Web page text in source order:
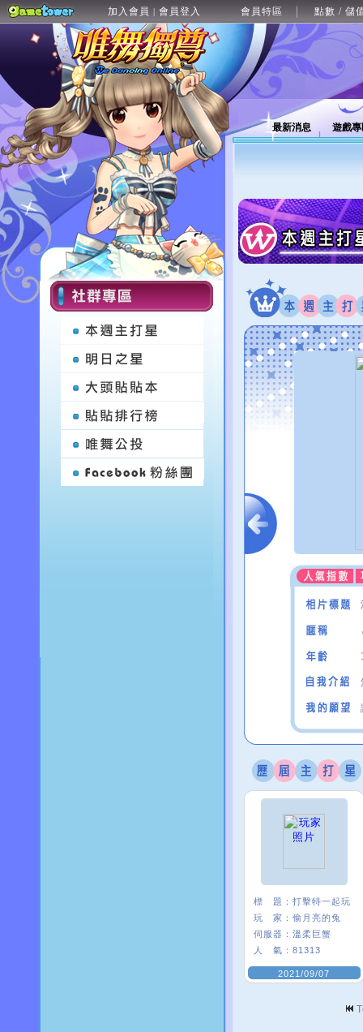
加入會員 | 會員登入 會員特區 點數 / 儲
最新消息 遊戲
標 題： 打擊特一起玩
玩 家： 偷月亮的兔
伺服器： 溫柔巨蟹
人 氣： 81313
2021/09/07